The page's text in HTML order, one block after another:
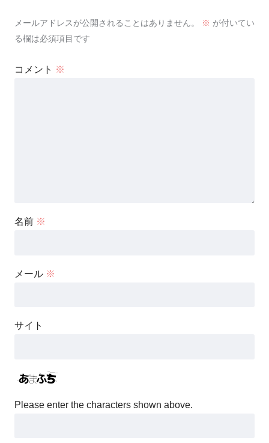
メールアドレスが公開されることはありません。 ※ が付いてい
る欄は必須項目です
コメント ※
名前 ※
メール ※
サイト
Please enter the characters shown above.